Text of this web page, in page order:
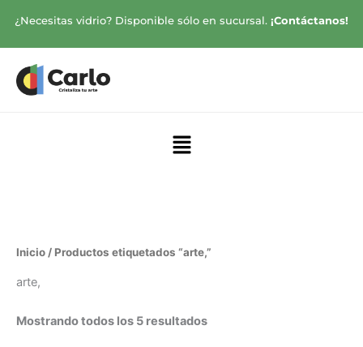
contenido
¿Necesitas vidrio? Disponible sólo en sucursal. ¡Contáctanos!
Menú
Inicio/ Productos etiquetados “arte,”
arte,
Mostrando todos los 5 resultados